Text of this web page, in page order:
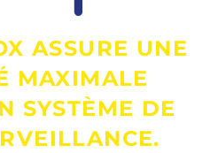
ASSURE UNE
MAXIMALE
SYSTÈME DE